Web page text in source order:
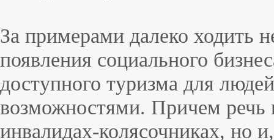
За примерами далеко ходить
появления социального
доступного туризма для
возможностями. Причем речь
инвалидах-колясочниках, но